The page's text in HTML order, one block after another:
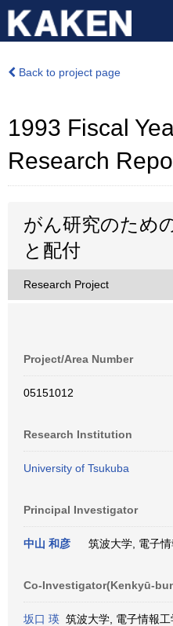
Back to project page
1993 Fiscal
Research
がん研究のため
と配付
Research Project
Project/Area Number
05151012
Research Institution
University of Tsukuba
Principal Investigator
中山 和彦 筑波大学, 電子
Co-Investigator(Kenkyū-
坂口 瑛 筑波大学, 電子情報